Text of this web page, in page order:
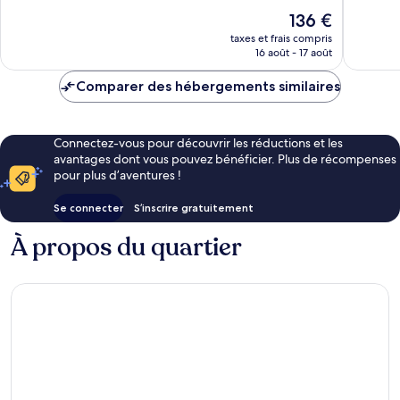
Le
nouveau
prix
de
136 €
taxes et frais compris
16 août - 17 août
Comparer des hébergements similaires
Connectez-vous pour découvrir les réductions et les
avantages dont vous pouvez bénéficier. Plus de récompenses
pour plus d’aventures !
Se connecter S’inscrire gratuitement
À propos du quartier